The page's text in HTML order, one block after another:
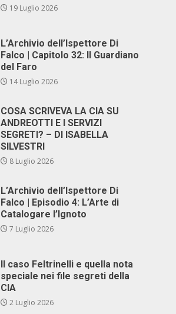
19 Luglio 2026
L’Archivio dell’Ispettore Di
Falco | Capitolo 32: Il Guardiano
del Faro
14 Luglio 2026
COSA SCRIVEVA LA CIA SU
ANDREOTTI E I SERVIZI
SEGRETI? – DI ISABELLA
SILVESTRI
8 Luglio 2026
L’Archivio dell’Ispettore Di
Falco | Episodio 4: L’Arte di
Catalogare l’Ignoto
7 Luglio 2026
Il caso Feltrinelli e quella nota
speciale nei file segreti della
CIA
2 Luglio 2026